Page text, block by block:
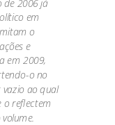
de 2006 já
em
o
e
em 2009,
o no
ao qual
o reflectem